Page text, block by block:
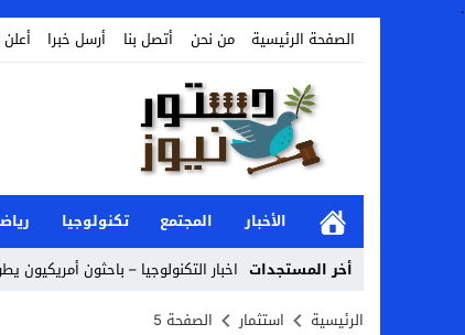
.
الصفحة الرئيسية
من نحن أتصل بنا أرسل خبرا أعلن
الأخبار المجتمع تكنولوجيا
أخر المستجدات اخبار التكنولوجيا – باحثون أمريكيون
Stop
الرئيسية استثمار الصفحة 5